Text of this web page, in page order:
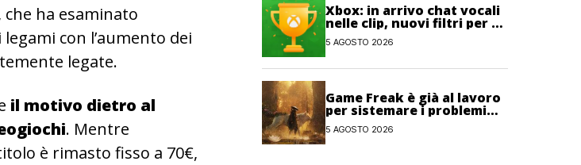
che ha esaminato
con l’aumento dei
legate.
il motivo dietro al
. Mentre
è rimasto fisso a 70€,
Xbox: in arrivo chat vocali
nelle clip, nuovi filtri per gli
Obiettivi e salvataggi
cloud recuperabili
5 AGOSTO 2026
Game Freak è già al lavoro
per sistemare i problemi
maggiori di Beast of
Reincarnation
5 AGOSTO 2026